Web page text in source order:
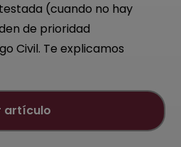
de prioridad
Civil. Te explicamos
artículo